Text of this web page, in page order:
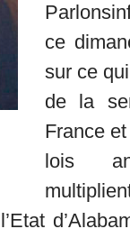
ce
sur ce
de la
France
lois